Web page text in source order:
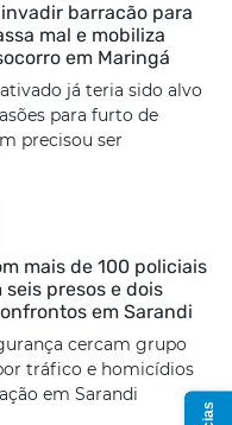
barracão para
mal e mobiliza
em Maringá
já teria sido alvo
para furto de
precisou ser
mais de 100 policiais
presos e dois
em Sarandi
cercam grupo
tráfico e homicídios
em Sarandi